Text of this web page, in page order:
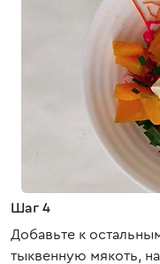
Шаг 4
Добавьте к
тыквенную мякоть,